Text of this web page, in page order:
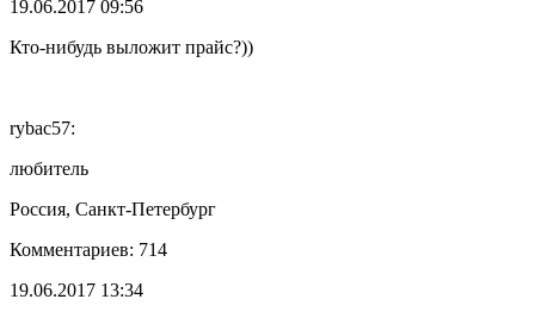
19.06.2017 09:56
Кто-нибудь выложит прайс?))
rybac57:
любитель
Россия, Санкт-Петербург
Комментариев: 714
19.06.2017 13:34